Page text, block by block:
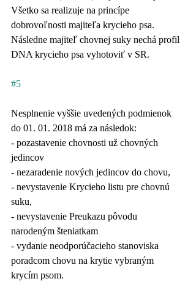
Všetko sa realizuje na princípe
dobrovoľnosti majiteľa krycieho psa.
Následne majiteľ chovnej suky nechá profil
DNA krycieho psa vyhotoviť v SR.
#5
Nesplnenie vyššie uvedených podmienok
do 01. 01. 2018 má za následok:
- pozastavenie chovnosti už chovných
jedincov
- nezaradenie nových jedincov do chovu,
- nevystavenie Krycieho listu pre chovnú
suku,
- nevystavenie Preukazu pôvodu
narodeným šteniatkam
- vydanie neodporúčacieho stanoviska
poradcom chovu na krytie vybraným
krycím psom.